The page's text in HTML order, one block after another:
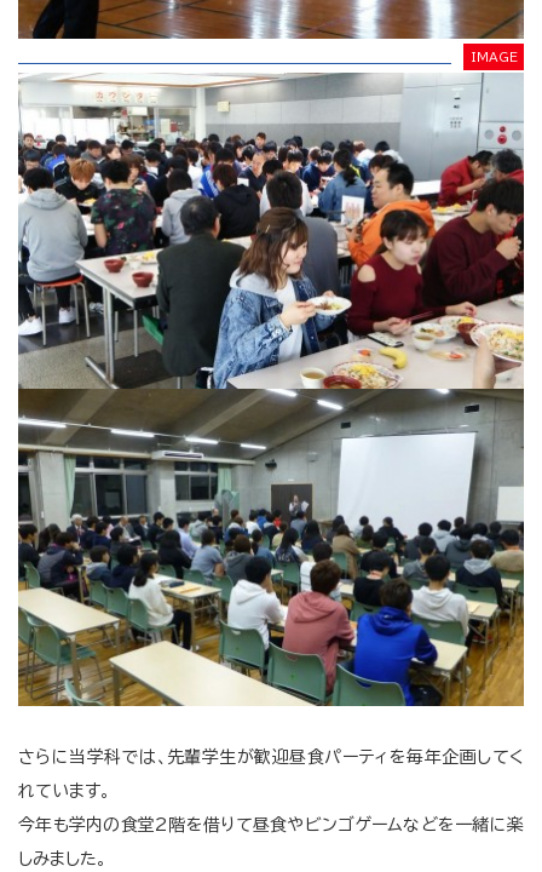
さらに当学科では、先輩学生が歓迎昼食パーティを毎年企画してく
れています。
今年も学内の食堂2階を借りて昼食やビンゴゲームなどを一緒に楽
しみました。